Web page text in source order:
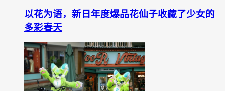
以花为语，新日年度爆品花仙子收藏了少女的
多彩春天